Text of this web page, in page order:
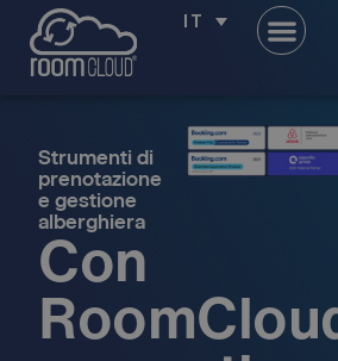
IT
Strumenti di
prenotazione
e gestione
alberghiera
Con